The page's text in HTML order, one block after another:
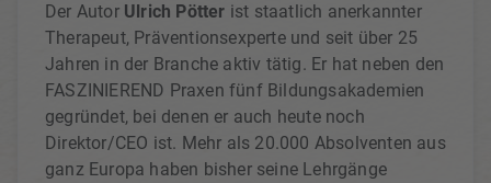
Der Autor Ulrich Pötter ist staatlich anerkannter
Therapeut, Präventionsexperte und seit über 25
Jahren in der Branche aktiv tätig. Er hat neben den
FASZINIEREND Praxen fünf Bildungsakademien
gegründet, bei denen er auch heute noch
Direktor/CEO ist. Mehr als 20.000 Absolventen aus
ganz Europa haben bisher seine Lehrgänge